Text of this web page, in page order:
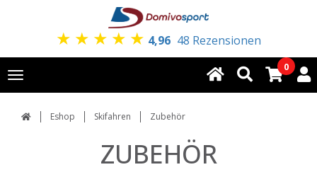
★ ★ ★ ★ ★ 4,96 48 Rezensionen
Toggle
navigation
0
Eshop Skifahren Zubehör
ZUBEHÖR